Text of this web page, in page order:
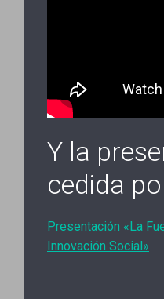
Y la
cedida
Presentación «La
Innovación Social»